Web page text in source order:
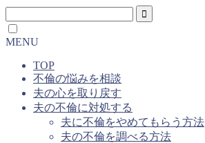
MENU
TOP
不倫の悩みを相談
夫の心を取り戻す
夫の不倫に対処する
夫に不倫をやめてもらう方法
夫の不倫を調べる方法